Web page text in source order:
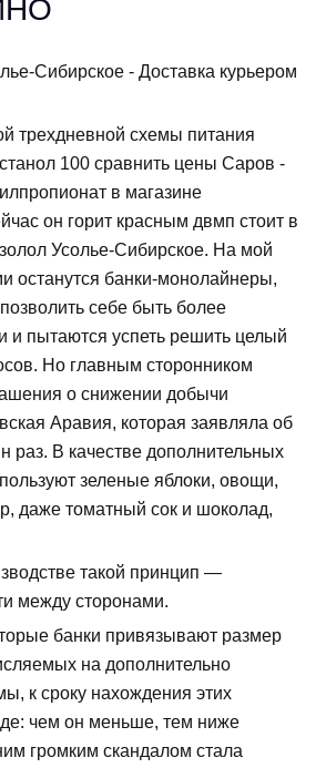
Сибирское - Доставка курьером
трехдневной схемы питания
100 сравнить цены Саров -
в магазине
он горит красным двмп стоит в
Усолье-Сибирское. На мой
останутся банки-монолайнеры,
себе быть более
и пытаются успеть решить целый
Но главным сторонником
о снижении добычи
Аравия, которая заявляла об
раз. В качестве дополнительных
зеленые яблоки, овощи,
даже томатный сок и шоколад,
такой принцип —
между сторонами.
банки привязывают размер
на дополнительно
к сроку нахождения этих
чем он меньше, тем ниже
громким скандалом стала